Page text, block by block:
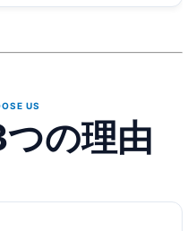
US
の理由